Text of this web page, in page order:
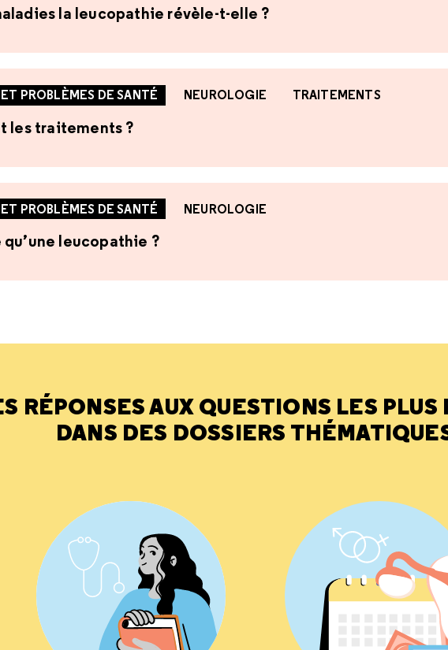
la leucopathie révèle-t-elle ?
PROBLÈMES DE SANTÉ NEUROLOGIE TRAITEMENTS
les traitements ?
PROBLÈMES DE SANTÉ NEUROLOGIE
qu’une leucopathie ?
RÉPONSES AUX QUESTIONS LES PLUS
DANS DES DOSSIERS